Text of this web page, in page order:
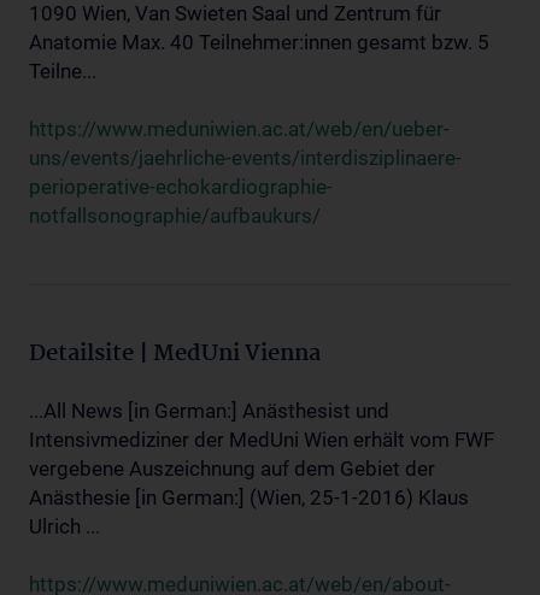
1090 Wien, Van Swieten Saal und Zentrum für
Anatomie Max. 40 Teilnehmer:innen gesamt bzw. 5
Teilne...
https://www.meduniwien.ac.at/web/en/ueber-
uns/events/jaehrliche-events/interdisziplinaere-
perioperative-echokardiographie-
notfallsonographie/aufbaukurs/
Detailsite | MedUni Vienna
...All News [in German:] Anästhesist und
Intensivmediziner der MedUni Wien erhält vom FWF
vergebene Auszeichnung auf dem Gebiet der
Anästhesie [in German:] (Wien, 25-1-2016) Klaus
Ulrich ...
https://www.meduniwien.ac.at/web/en/about-